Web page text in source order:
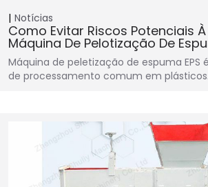
Notícias
Como Evitar Riscos Potenciais
Máquina De Pelotização De
Máquina de peletização de espuma
de processamento comum em